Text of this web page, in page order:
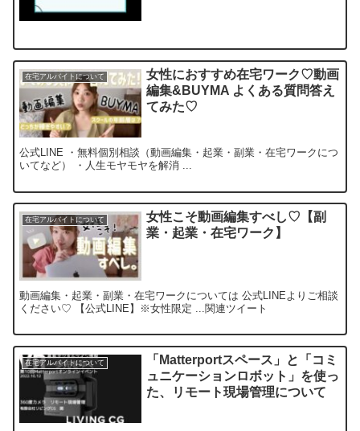
在宅アルバイトについて
女性におすすめ在宅ワーク♡動画
編集&BUYMA よくある質問答え
てみた♡
公式LINE ・無料個別相談（動画編集・起業・副業・在宅ワークにつ
いてなど） ・人生モヤモヤを解消 ...
在宅アルバイトについて
女性こそ動画編集すべし♡【副
業・起業・在宅ワーク】
動画編集・起業・副業・在宅ワークについては 公式LINEよりご相談
ください♡ 【公式LINE】※女性限定 ...関連ツイート
在宅アルバイトについて
「Matterportスペース」と「コミ
ュニケーションロボット」を使っ
た、リモート現場管理について